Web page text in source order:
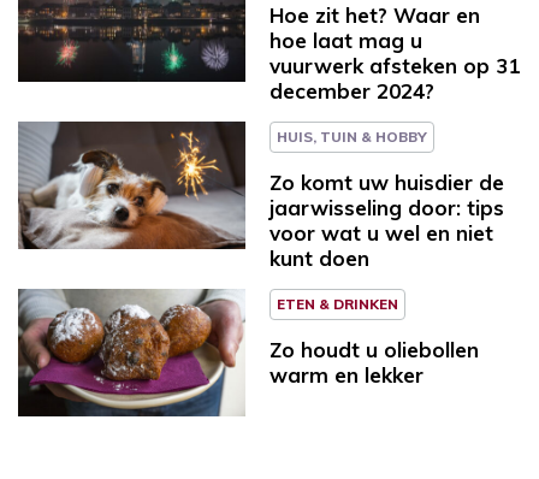
Hoe zit het? Waar en
hoe laat mag u
vuurwerk afsteken op 31
december 2024?
HUIS, TUIN & HOBBY
Zo komt uw huisdier de
jaarwisseling door: tips
voor wat u wel en niet
kunt doen
ETEN & DRINKEN
Zo houdt u oliebollen
warm en lekker